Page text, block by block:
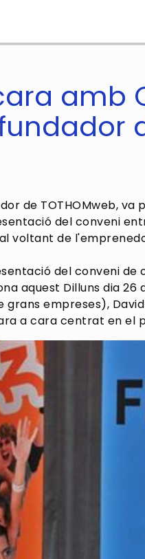
amb
de TOTHOMweb,
del conveni
voltant de
del conveni de
aquest Dilluns dia
grans empreses),
a cara centrat en el